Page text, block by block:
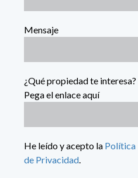
Mensaje
¿Qué propiedad te interesa?
Pega el enlace aquí
He leído y acepto la Política
de Privacidad.